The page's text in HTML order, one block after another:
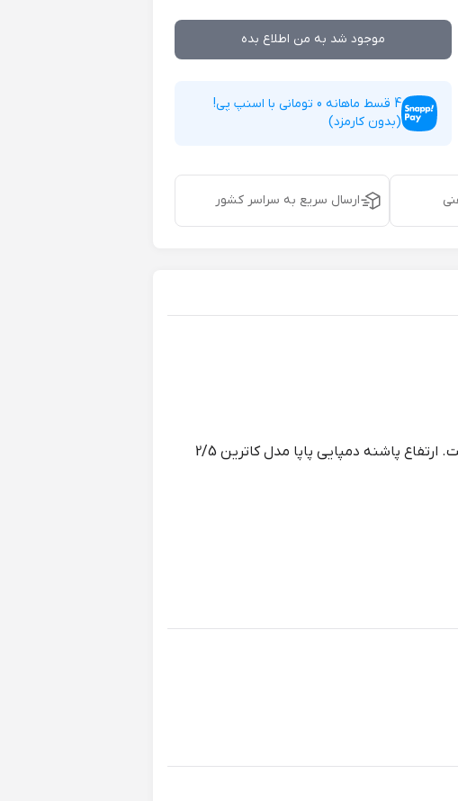
موجود شد به من اطلاع بده
4 قسط ماهانه 0 تومانی با اسنپ پی!
(بدون کارمزد)
ارسال سریع به سراسر کشور
این محصول از جنس ایربولینگ است و مناسب برای استفاده در منزل، سرویس بهداشتی و استخر است. ارتفاع پاشنه دمپایی پاپا مدل کاترین 2/5